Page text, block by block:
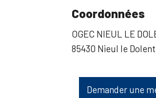
Coordonnées
OGEC NIEUL LE
85430 Nieul le Dolent
Demander une